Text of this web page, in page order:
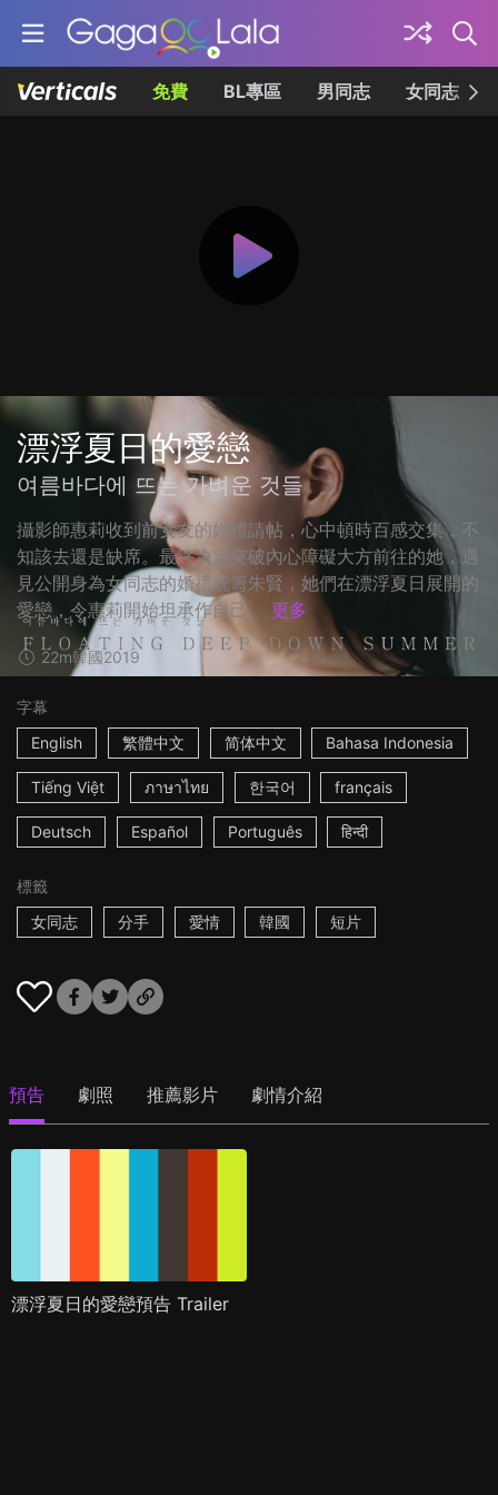
免費 BL專區 男同志 女同志
漂浮夏日的愛戀
여름바다에 뜨는 가벼운 것들
攝影師惠莉收到前女友的婚禮請帖，心中頓時百感交集，不
知該去還是缺席。最終決定突破內心障礙大方前往的她，遇
見公開身為女同志的婚禮統籌朱賢，她們在漂浮夏日展開的
愛戀，令惠莉開始坦承作自己。
更多
22m韓國2019
字幕
English
繁體中文 简体中文 Bahasa Indonesia
Tiếng Việt ภาษาไทย 한국어 français
Deutsch Español Português हिन्दी
標籤
女同志
分手 愛情 韓國 短片
預告 劇照 推薦影片 劇情介紹
漂浮夏日的愛戀預告 Trailer